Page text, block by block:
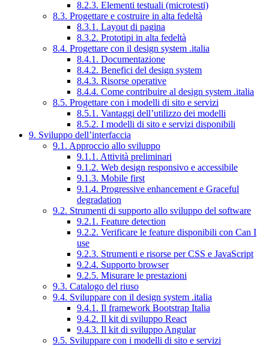
8.2.3. Elementi testuali (microtesti)
8.3. Progettare e costruire in alta fedeltà
8.3.1. Layout di pagina
8.3.2. Prototipi in alta fedeltà
8.4. Progettare con il design system .italia
8.4.1. Documentazione
8.4.2. Benefici del design system
8.4.3. Risorse operative
8.4.4. Come contribuire al design system .italia
8.5. Progettare con i modelli di sito e servizi
8.5.1. Vantaggi dell’utilizzo dei modelli
8.5.2. I modelli di sito e servizi disponibili
9. Sviluppo dell’interfaccia
9.1. Approccio allo sviluppo
9.1.1. Attività preliminari
9.1.2. Web design responsivo e accessibile
9.1.3. Mobile first
9.1.4. Progressive enhancement e Graceful
degradation
9.2. Strumenti di supporto allo sviluppo del software
9.2.1. Feature detection
9.2.2. Verificare le feature disponibili con Can I
use
9.2.3. Strumenti e risorse per CSS e JavaScript
9.2.4. Supporto browser
9.2.5. Misurare le prestazioni
9.3. Catalogo del riuso
9.4. Sviluppare con il design system .italia
9.4.1. Il framework Bootstrap Italia
9.4.2. Il kit di sviluppo React
9.4.3. Il kit di sviluppo Angular
9.5. Sviluppare con i modelli di sito e servizi